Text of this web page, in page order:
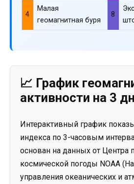
4
Малая
геомагнитная буря
8
📈 График
активности на 3
Интерактивный график
индекса по 3-часовым
основан на данных от Центра
космической погоды NOAA
управления океанических и